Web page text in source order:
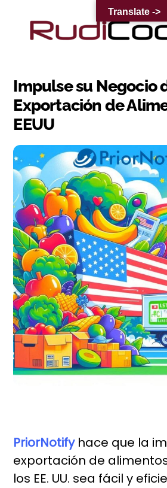
content
Impulse su Negocio
Exportación de
EEUU
PriorNotifyhace que la
exportación de
los EE. UU. sea fácil y
Translate ->